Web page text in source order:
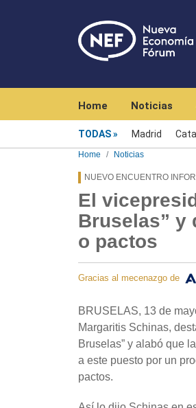
Home Noticias
TODAS Madrid
Home Noticias
NUEVO ENCUENTRO
El
Bruselas” y
o pactos
Gracias al mecenazgo de
BRUSELAS, 13 de
Margaritis Schinas,
Bruselas” y alabó que
a este puesto por un
pactos.